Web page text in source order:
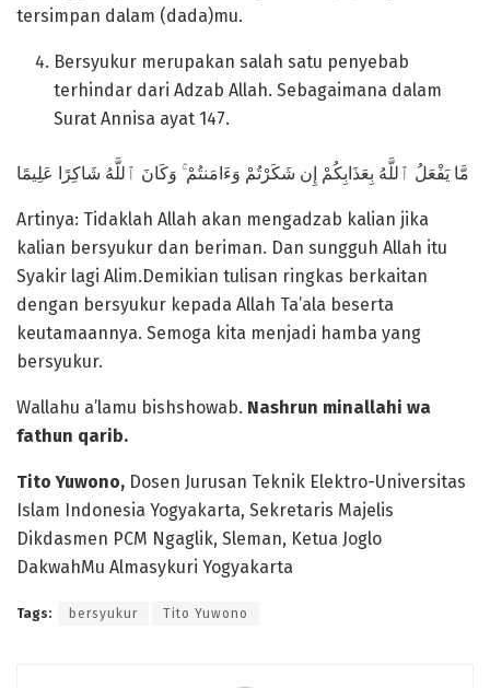
tersimpan dalam (dada)mu.
Bersyukur merupakan salah satu penyebab
terhindar dari Adzab Allah. Sebagaimana dalam
Surat Annisa ayat 147.
مَّا يَفْعَلُ ٱللَّهُ بِعَذَابِكُمْ إِن شَكَرْتُمْ وَءَامَنتُمْ ۚ وَكَانَ ٱللَّهُ شَاكِرًا عَلِيمًا
Artinya: Tidaklah Allah akan mengadzab kalian jika
kalian bersyukur dan beriman. Dan sungguh Allah itu
Syakir lagi Alim.Demikian tulisan ringkas berkaitan
dengan bersyukur kepada Allah Ta’ala beserta
keutamaannya. Semoga kita menjadi hamba yang
bersyukur.
Wallahu a’lamu bishshowab. Nashrun minallahi wa
fathun qarib.
Tito Yuwono, Dosen Jurusan Teknik Elektro-Universitas
Islam Indonesia Yogyakarta, Sekretaris Majelis
Dikdasmen PCM Ngaglik, Sleman, Ketua Joglo
DakwahMu Almasykuri Yogyakarta
Tags: bersyukur Tito Yuwono